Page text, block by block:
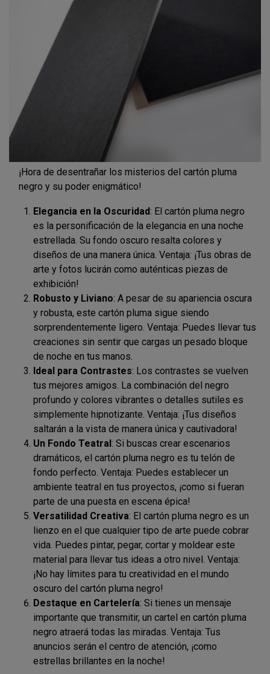
¡Hora de desentrañar los misterios del cartón pluma
negro y su poder enigmático!
Elegancia en la Oscuridad: El cartón pluma negro
es la personificación de la elegancia en una noche
estrellada. Su fondo oscuro resalta colores y
diseños de una manera única. Ventaja: ¡Tus obras de
arte y fotos lucirán como auténticas piezas de
exhibición!
Robusto y Liviano: A pesar de su apariencia oscura
y robusta, este cartón pluma sigue siendo
sorprendentemente ligero. Ventaja: Puedes llevar tus
creaciones sin sentir que cargas un pesado bloque
de noche en tus manos.
Ideal para Contrastes: Los contrastes se vuelven
tus mejores amigos. La combinación del negro
profundo y colores vibrantes o detalles sutiles es
simplemente hipnotizante. Ventaja: ¡Tus diseños
saltarán a la vista de manera única y cautivadora!
Un Fondo Teatral: Si buscas crear escenarios
dramáticos, el cartón pluma negro es tu telón de
fondo perfecto. Ventaja: Puedes establecer un
ambiente teatral en tus proyectos, ¡como si fueran
parte de una puesta en escena épica!
Versatilidad Creativa: El cartón pluma negro es un
lienzo en el que cualquier tipo de arte puede cobrar
vida. Puedes pintar, pegar, cortar y moldear este
material para llevar tus ideas a otro nivel. Ventaja:
¡No hay límites para tu creatividad en el mundo
oscuro del cartón pluma negro!
Destaque en Cartelería: Si tienes un mensaje
importante que transmitir, un cartel en cartón pluma
negro atraerá todas las miradas. Ventaja: Tus
anuncios serán el centro de atención, ¡como
estrellas brillantes en la noche!